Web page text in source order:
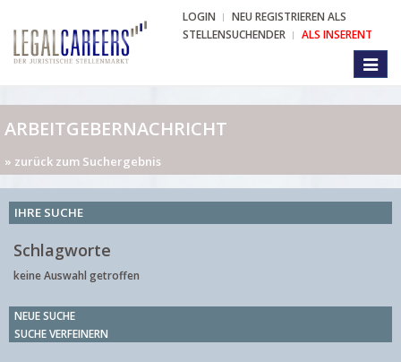
LOGIN
NEU REGISTRIEREN ALS
STELLENSUCHENDER
ALS INSERENT
ARBEITGEBERNACHRICHT
» zurück zum Suchergebnis
IHRE SUCHE
Schlagworte
keine Auswahl getroffen
NEUE SUCHE
SUCHE VERFEINERN